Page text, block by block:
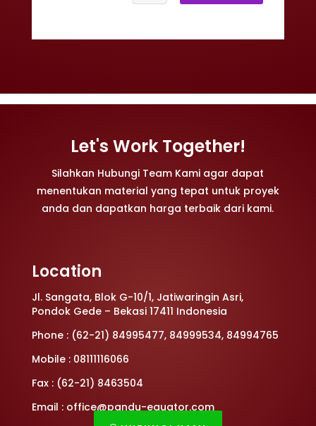
Let's Work Together!
Silahkan Hubungi Team Kami agar dapat
menentukan material yang tepat untuk proyek
anda dan dapatkan harga terbaik dari kami.
Location
Jl. Sangata, Blok G-10/1, Jatiwaringin Asri,
Pondok Gede – Bekasi 17411 Indonesia
Phone : (62-21) 84995477, 84999534, 84994765
Mobile : 08111116066
Fax : (62-21) 8463504
Email : office@pandu-equator.com